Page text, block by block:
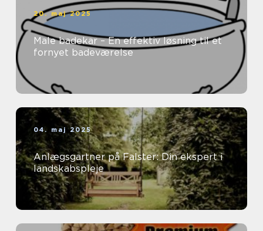
20. maj 2025
Male badekar – En effektiv løsning til et
fornyet badeværelse
04. maj 2025
Anlægsgartner på Falster: Din ekspert i
landskabspleje